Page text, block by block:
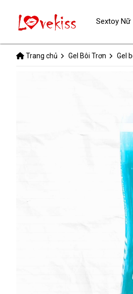
Trang chủ Gel Bôi Trơn Gel
Sextoy Nữ